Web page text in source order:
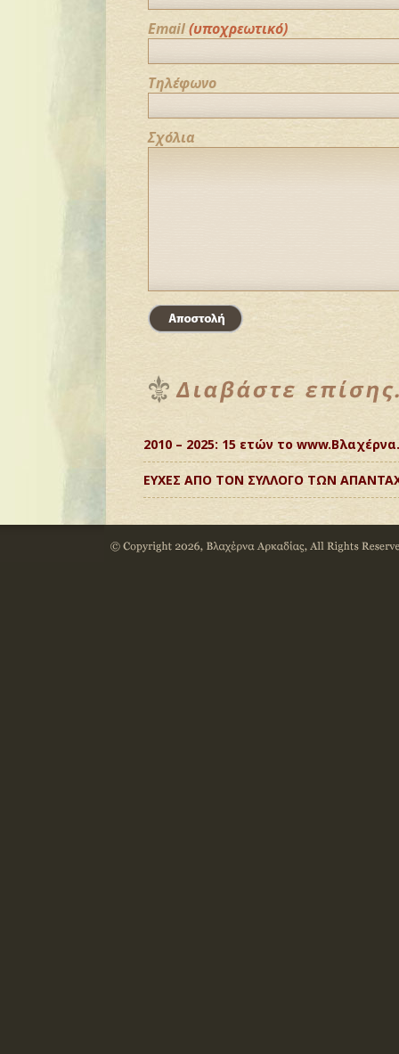
Email(υποχρεωτικό)
Τηλέφωνο
Σχόλια
2010 – 2025: 15 ετών το
ΕΥΧΕΣ ΑΠΟ ΤΟΝ ΣΥΛΛΟΓΟ ΤΩΝ